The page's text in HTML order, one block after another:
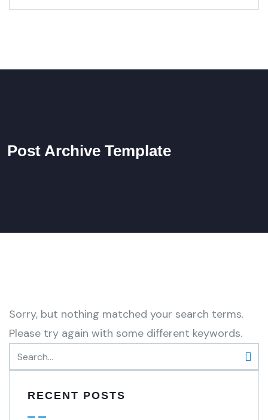
Post Archive Template
Sorry, but nothing matched your search terms.
Please try again with some different keywords.
RECENT POSTS